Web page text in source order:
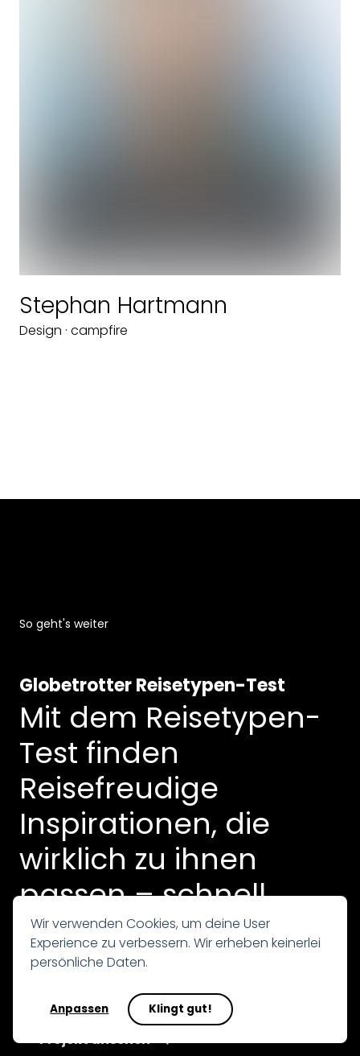
Navigation
Stephan Hartmann
Design · campfire
So geht's weiter
Globetrotter Reisetypen-Test
Mit dem Reisetypen-
Test finden
Reisefreudige
Inspirationen, die
wirklich zu ihnen
passen – schnell,
interaktiv und
persönlich.
Projekt ansehen
Wir verwenden Cookies, um deine User
Experience zu verbessern. Wir erheben keinerlei
persönliche Daten.
Anpassen Klingt gut!